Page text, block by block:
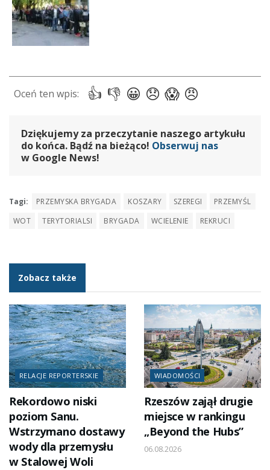
Dziękujemy za przeczytanie naszego artykułu
do końca. Bądź na bieżąco! Obserwuj nas
w Google News!
Tagi: PRZEMYSKA BRYGADA KOSZARY SZEREGI
PRZEMYŚL
WOT
TERYTORIALSI BRYGADA WCIELENIE REKRUCI
Zobacz także
RELACJE REPORTERSKIE
Rekordowo niski
poziom Sanu.
Wstrzymano dostawy
wody dla przemysłu
w Stalowej Woli
WIADOMOŚCI
Rzeszów zajął drugie
miejsce w rankingu
„Beyond the Hubs”
06.08.2026